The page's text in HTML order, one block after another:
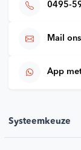
0495-
Mail ons
App
Systeemkeuze